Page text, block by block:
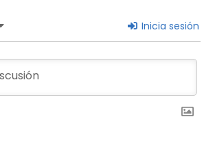
Inicia sesión